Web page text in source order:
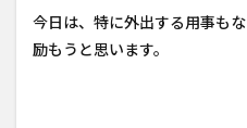
今日は、特に外出する用事も
励もうと思います。